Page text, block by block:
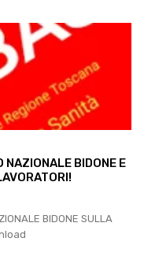
NAZIONALE BIDONE E
BIDONE SULLA